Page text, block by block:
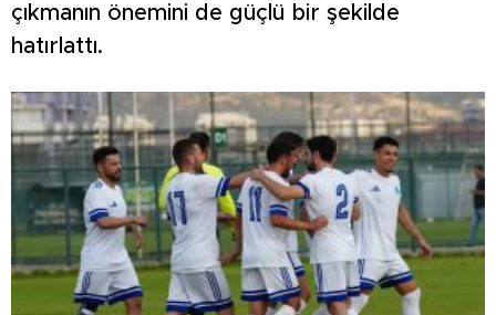
çıkmanın önemini de güçlü bir şekilde
hatırlattı.